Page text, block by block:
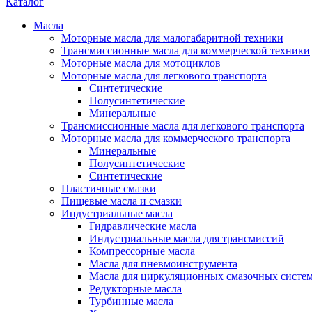
Масла
Моторные масла для малогабаритной техники
Трансмиссионные масла для коммерческой техники
Моторные масла для мотоциклов
Моторные масла для легкового транспорта
Синтетические
Полусинтетические
Минеральные
Трансмиссионные масла для легкового транспорта
Моторные масла для коммерческого транспорта
Минеральные
Полусинтетические
Синтетические
Пластичные смазки
Пищевые масла и смазки
Индустриальные масла
Гидравлические масла
Индустриальные масла для трансмиссий
Компрессорные масла
Масла для пневмоинструмента
Масла для циркуляционных смазочных
Редукторные масла
Турбинные масла